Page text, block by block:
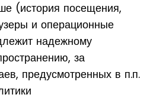
(история посещения,
и операционные
надежному
за
предусмотренных в п.п.